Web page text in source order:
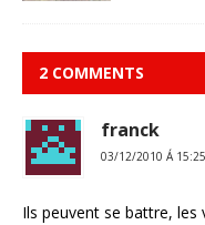
2 COMMENTS
franck
03/12/2010 Á 15:25
Ils peuvent se battre,